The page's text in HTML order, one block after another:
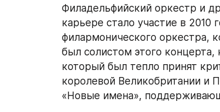
Филадельфийский оркестр и
карьере стало участие в
филармонического оркестра,
был солистом этого
который был тепло принят
королевой Великобритании и
«Новые имена»,